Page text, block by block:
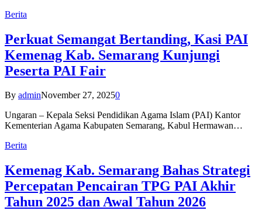
Berita
Perkuat Semangat Bertanding, Kasi PAI
Kemenag Kab. Semarang Kunjungi
Peserta PAI Fair
By adminNovember 27, 20250
Ungaran – Kepala Seksi Pendidikan Agama Islam (PAI) Kantor
Kementerian Agama Kabupaten Semarang, Kabul Hermawan…
Berita
Kemenag Kab. Semarang Bahas Strategi
Percepatan Pencairan TPG PAI Akhir
Tahun 2025 dan Awal Tahun 2026